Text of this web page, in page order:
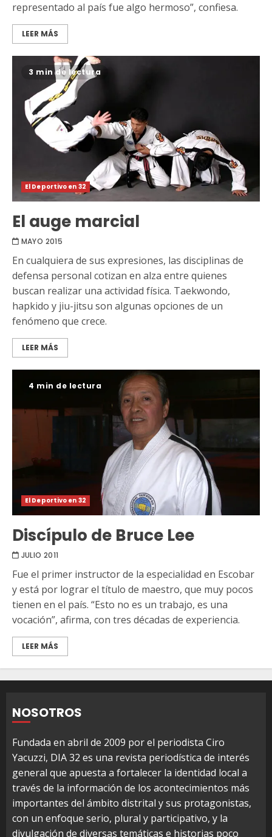
representado al país fue algo hermoso”, confiesa.
LEER MÁS
3 min de lectura
El Deportivo en 32
El auge marcial
MAYO 2015
En cualquiera de sus expresiones, las disciplinas de
defensa personal cotizan en alza entre quienes
buscan realizar una actividad física. Taekwondo,
hapkido y jiu-jitsu son algunas opciones de un
fenómeno que crece.
LEER MÁS
4 min de lectura
El Deportivo en 32
Discípulo de Bruce Lee
JULIO 2011
Fue el primer instructor de la especialidad en Escobar
y está por lograr el título de maestro, que muy pocos
tienen en el país. “Esto no es un trabajo, es una
vocación”, afirma, con tres décadas de experiencia.
LEER MÁS
NOSOTROS
Fundada en abril de 2009 por el periodista Ciro
Yacuzzi, DIA 32 es una revista periodística de interés
general que apuesta a fortalecer la identidad local a
través de la información de los acontecimientos más
importantes del ámbito distrital y sus protagonistas,
con un enfoque serio, plural y participativo, y la
divulgación de diversas temáticas e historias poco